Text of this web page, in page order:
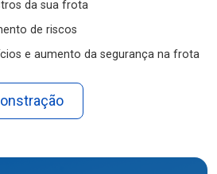
da sua frota
de riscos
e aumento da segurança na frota